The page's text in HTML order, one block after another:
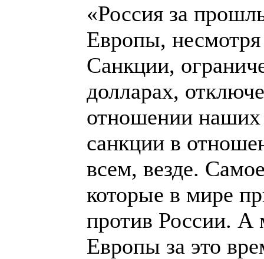
«Россия за
Европы, несмотря
Санкции,
долларах,
отношении наших
санкции в
всем, везде.
которые в мире
против России. А
Европы за это